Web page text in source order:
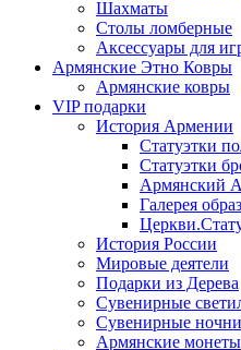
Шахматы
Столы ломберные
Аксессуары для
Армянские Этно Ковры
Армянские ковры
VIP подарки
История Армении
Статуэтки
Статуэтки
Армянский
Галерея
История России
Мировые деятели
Подарки из Дерева
Сувенирные
Сувенирные
Армянские монеты